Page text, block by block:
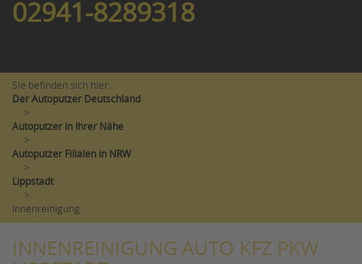
02941-8289318
Sie befinden sich hier:
Der Autoputzer Deutschland
>
Autoputzer in Ihrer Nähe
>
Autoputzer Filialen in NRW
>
Lippstadt
>
Innenreinigung
INNENREINIGUNG AUTO KFZ PKW